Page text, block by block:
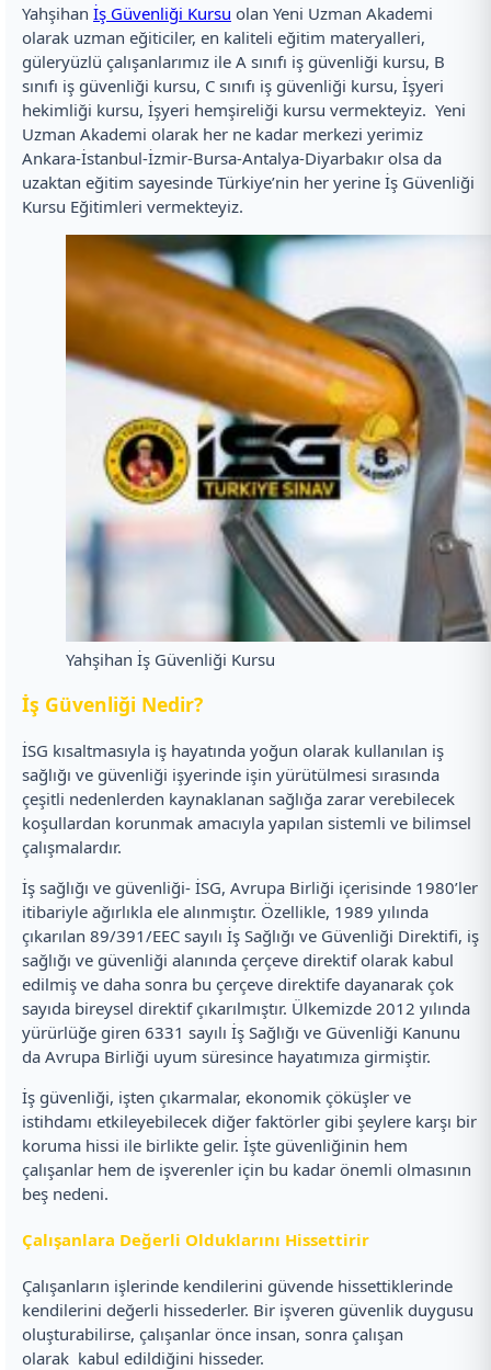
Yahşihan İş Güvenliği Kursu olan Yeni Uzman Akademi
olarak uzman eğiticiler, en kaliteli eğitim materyalleri,
güleryüzlü çalışanlarımız ile A sınıfı iş güvenliği kursu, B
sınıfı iş güvenliği kursu, C sınıfı iş güvenliği kursu, İşyeri
hekimliği kursu, İşyeri hemşireliği kursu vermekteyiz. Yeni
Uzman Akademi olarak her ne kadar merkezi yerimiz
Ankara-İstanbul-İzmir-Bursa-Antalya-Diyarbakır olsa da
uzaktan eğitim sayesinde Türkiye’nin her yerine İş Güvenliği
Kursu Eğitimleri vermekteyiz.
Yahşihan İş Güvenliği Kursu
İş Güvenliği Nedir?
İSG kısaltmasıyla iş hayatında yoğun olarak kullanılan iş
sağlığı ve güvenliği işyerinde işin yürütülmesi sırasında
çeşitli nedenlerden kaynaklanan sağlığa zarar verebilecek
koşullardan korunmak amacıyla yapılan sistemli ve bilimsel
çalışmalardır.
İş sağlığı ve güvenliği- İSG, Avrupa Birliği içerisinde 1980’ler
itibariyle ağırlıkla ele alınmıştır. Özellikle, 1989 yılında
çıkarılan 89/391/EEC sayılı İş Sağlığı ve Güvenliği Direktifi, iş
sağlığı ve güvenliği alanında çerçeve direktif olarak kabul
edilmiş ve daha sonra bu çerçeve direktife dayanarak çok
sayıda bireysel direktif çıkarılmıştır. Ülkemizde 2012 yılında
yürürlüğe giren 6331 sayılı İş Sağlığı ve Güvenliği Kanunu
da Avrupa Birliği uyum süresince hayatımıza girmiştir.
İş güvenliği, işten çıkarmalar, ekonomik çöküşler ve
istihdamı etkileyebilecek diğer faktörler gibi şeylere karşı bir
koruma hissi ile birlikte gelir. İşte güvenliğinin hem
çalışanlar hem de işverenler için bu kadar önemli olmasının
beş nedeni.
Çalışanlara Değerli Olduklarını Hissettirir
Çalışanların işlerinde kendilerini güvende hissettiklerinde
kendilerini değerli hissederler. Bir işveren güvenlik duygusu
oluşturabilirse, çalışanlar önce insan, sonra çalışan
olarak kabul edildiğini hisseder.